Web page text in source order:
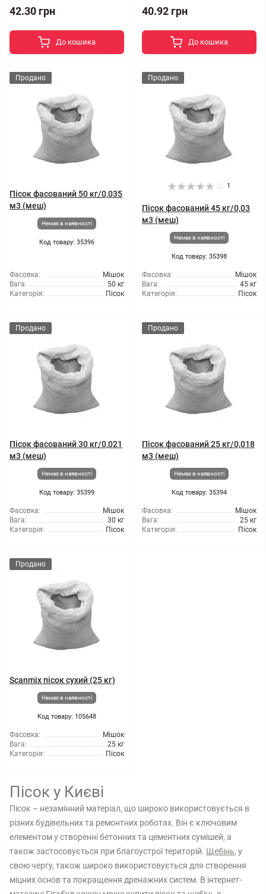
42.30 грн
До кошика
40.92 грн
До кошика
Продано
Пісок фасований 50 кг/0,035
м3 (меш)
Немає в наявності
Код товару: 35396
Фасовка:
Мішок
Вага:
50 кг
Категорія:
Пісок
Продано
1
Пісок фасований 45 кг/0,03
м3 (меш)
Немає в наявності
Код товару: 35398
Фасовка:
Мішок
Вага:
45 кг
Категорія:
Пісок
Продано
Пісок фасований 30 кг/0,021
м3 (меш)
Немає в наявності
Код товару: 35399
Фасовка:
Мішок
Вага:
30 кг
Категорія:
Пісок
Продано
Пісок фасований 25 кг/0,018
м3 (меш)
Немає в наявності
Код товару: 35394
Фасовка:
Мішок
Вага:
25 кг
Категорія:
Пісок
Продано
Scanmix пісок сухий (25 кг)
Немає в наявності
Код товару: 105648
Фасовка:
Мішок
Вага:
25 кг
Категорія:
Пісок
Пісок у Києві
Пісок – незамінний матеріал, що широко використовується в
різних будівельних та ремонтних роботах. Він є ключовим
елементом у створенні бетонних та цементних сумішей, а
також застосовується при благоустрої територій. Щебінь, у
свою чергу, також широко використовується для створення
міцних основ та покращення дренажних систем. В інтернет-